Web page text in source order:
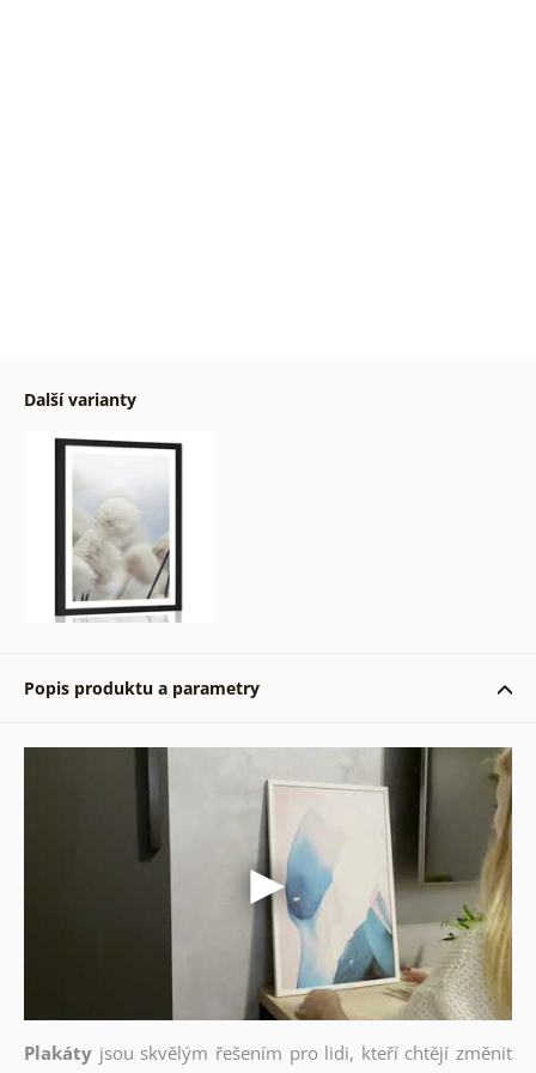
Další varianty
Popis produktu a parametry
Plakáty jsou skvělým řešením pro lidi, kteří chtějí změnit